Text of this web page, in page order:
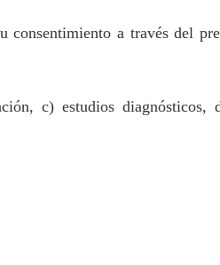
a través del
c) estudios diagnósticos,